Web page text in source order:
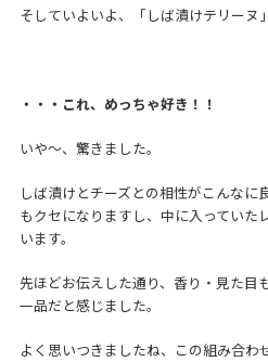
そしていよいよ、「しば漬けテリーヌ
・・・これ、めっちゃ好き！！
いや～、驚きました。
しば漬けとチーズとの相性がこんな
もクセになりますし、中に入っていた
います。
先ほどお伝えした通り、香り・見た目
一品だと感じました。
よく思いつきましたね、この組み合わせ